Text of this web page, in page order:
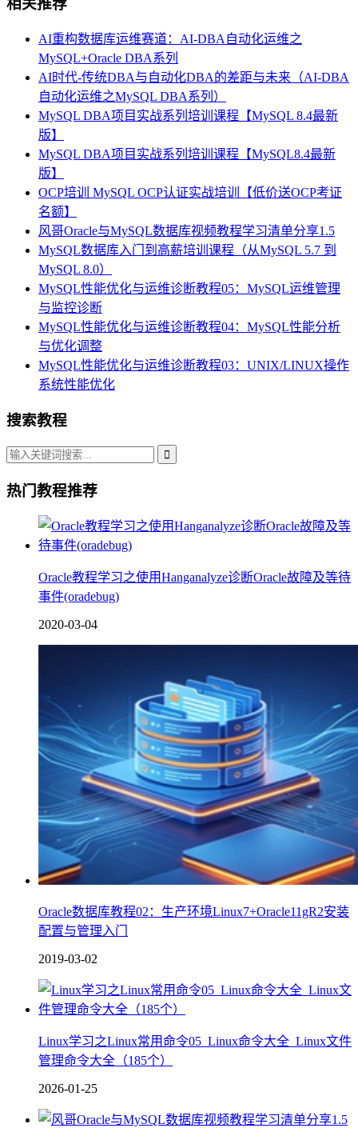
相关推荐
AI重构数据库运维赛道：AI-DBA自动化运维之
MySQL+Oracle DBA系列
AI时代-传统DBA与自动化DBA的差距与未来（AI-DBA
自动化运维之MySQL DBA系列）
MySQL DBA项目实战系列培训课程【MySQL 8.4最新
版】
MySQL DBA项目实战系列培训课程【MySQL8.4最新
版】
OCP培训 MySQL OCP认证实战培训【低价送OCP考证
名额】
风哥Oracle与MySQL数据库视频教程学习清单分享1.5
MySQL数据库入门到高薪培训课程（从MySQL 5.7 到
MySQL 8.0）
MySQL性能优化与运维诊断教程05：MySQL运维管理
与监控诊断
MySQL性能优化与运维诊断教程04：MySQL性能分析
与优化调整
MySQL性能优化与运维诊断教程03：UNIX/LINUX操作
系统性能优化
搜索教程
热门教程推荐
Oracle教程学习之使用Hanganalyze诊断Oracle故障及等待
事件(oradebug)
2020-03-04
Oracle数据库教程02：生产环境Linux7+Oracle11gR2安装
配置与管理入门
2019-03-02
Linux学习之Linux常用命令05_Linux命令大全_Linux文件
管理命令大全（185个）
2026-01-25